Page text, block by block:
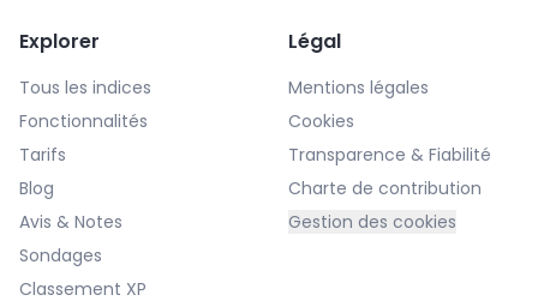
Explorer
Tous les indices
Fonctionnalités
Tarifs
Blog
Avis & Notes
Sondages
Classement XP
Légal
Mentions légales
Cookies
Transparence & Fiabilité
Charte de contribution
Gestion des cookies